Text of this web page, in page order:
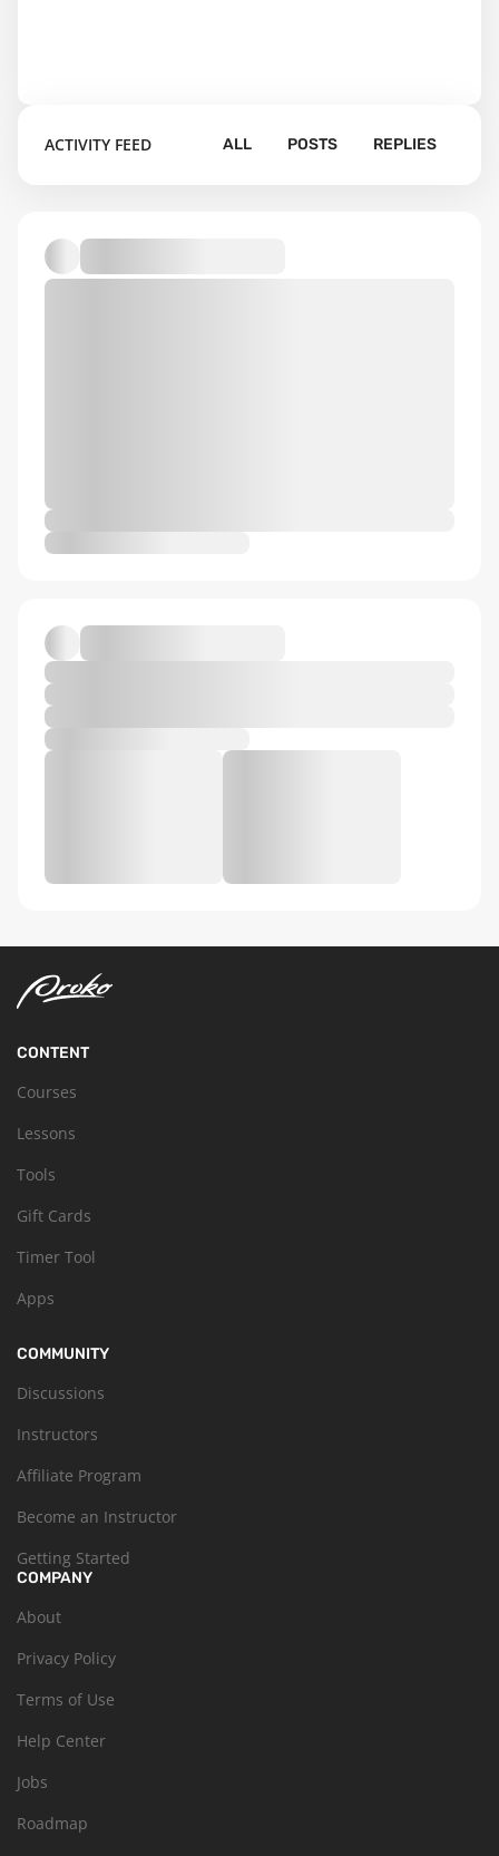
ACTIVITY FEED ALL POSTS REPLIES
CONTENT
Courses
Lessons
Tools
Gift Cards
Timer Tool
Apps
COMMUNITY
Discussions
Instructors
Affiliate Program
Become an Instructor
Getting Started
COMPANY
About
Privacy Policy
Terms of Use
Help Center
Jobs
Roadmap